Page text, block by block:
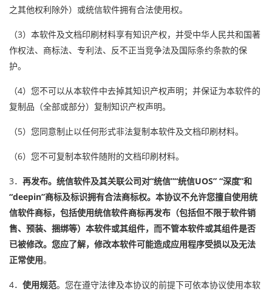
之其他权利除外）或统信软件拥有合法使用权。
（3）本软件及文档印刷材料享有知识产权，并受中华人民共和国著
作权法、商标法、专利法、反不正当竞争法及国际条约条款的保
护。
（4）您不可以从本软件中去掉其知识产权声明；并保证为本软件的
复制品（全部或部分）复制知识产权声明。
（5）您同意制止以任何形式非法复制本软件及文档印刷材料。
（6）您不可复制本软件随附的文档印刷材料。
3． 再发布。统信软件及其关联公司对“统信”“统信UOS” “深度”和
“deepin”商标及标识拥有合法商标权。本协议不允许您擅自使用统
信软件商标，包括使用统信软件商标再发布（包括但不限于软件销
售、预装、捆绑等）本软件或其组件，而不管本软件或其组件是否
已被修改。您应了解，修改本软件可能造成应用程序受损以及无法
正常使用。
4． 使用规范。您在遵守法律及本协议的前提下可依本协议使用本软